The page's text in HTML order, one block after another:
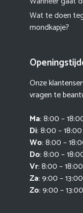
Wat te doen
mondkapje?
Onze
vragen te
Ma: 8:00 –
Di: 8:00 – 18:00
Wo: 8:00 –
Do: 8:00 –
Vr: 8:00 – 18:00
Za: 9:00 – 13:00
Zo: 9:00 – 13:00